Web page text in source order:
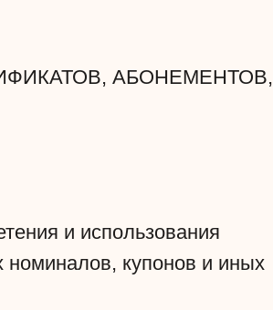
АБОНЕМЕНТОВ,
и использования
купонов и иных